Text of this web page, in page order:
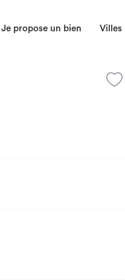
Je propose un bien Villes